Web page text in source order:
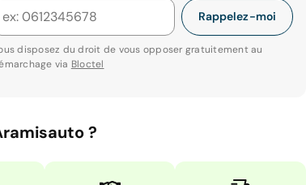
Rappelez-moi
disposez du droit de vous opposer gratuitement au
via Bloctel
?